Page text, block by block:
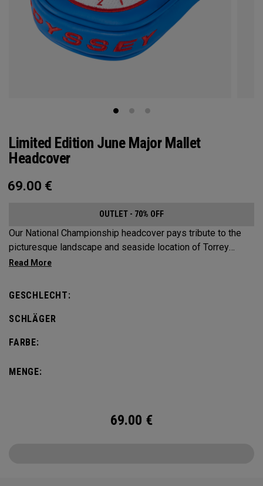
Limited Edition June Major Mallet
Headcover
69.00 €
OUTLET - 70% OFF
Our National Championship headcover pays tribute to the
picturesque landscape and seaside location of Torrey
Pines, along with a classic red, white and blue design that
GESCHLECHT:
SCHLÄGER
FARBE:
MENGE:
69.00 €